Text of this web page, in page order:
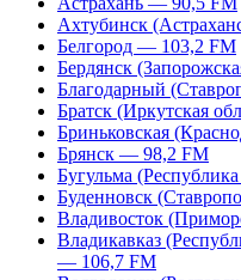
Ахтубинск
Белгород — 103,2 FM
Бердянск
Благодарный
Братск (Иркутская
Бриньковская
Брянск — 98,2 FM
Бугульма
Буденновск
Владивосток
Владикавказ
— 106,7 FM